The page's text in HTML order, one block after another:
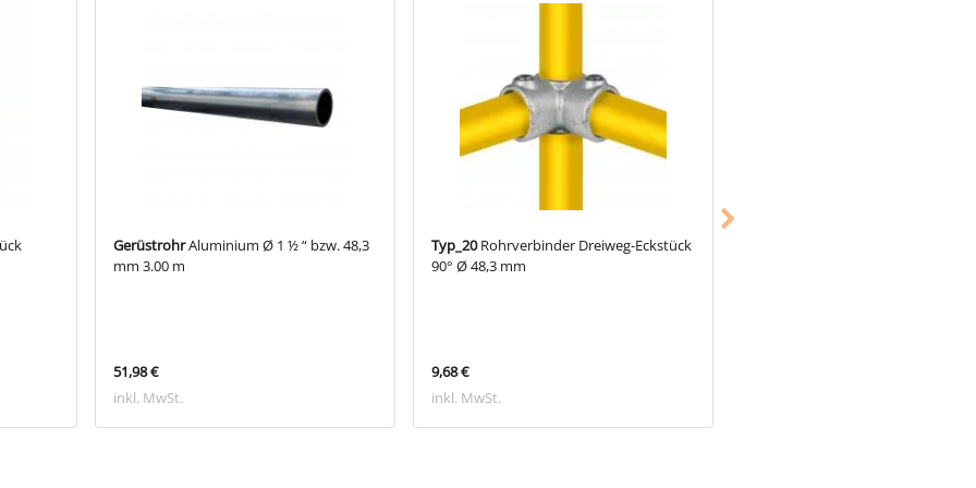
GerüstrohrAluminium Ø 1 ½ “ bzw. 48,3
mm 3.00 m
51,98 €
inkl. MwSt.
Typ_20Rohrverbinder Dreiweg-Eckstück
90° Ø 48,3 mm
9,68 €
inkl. MwSt.